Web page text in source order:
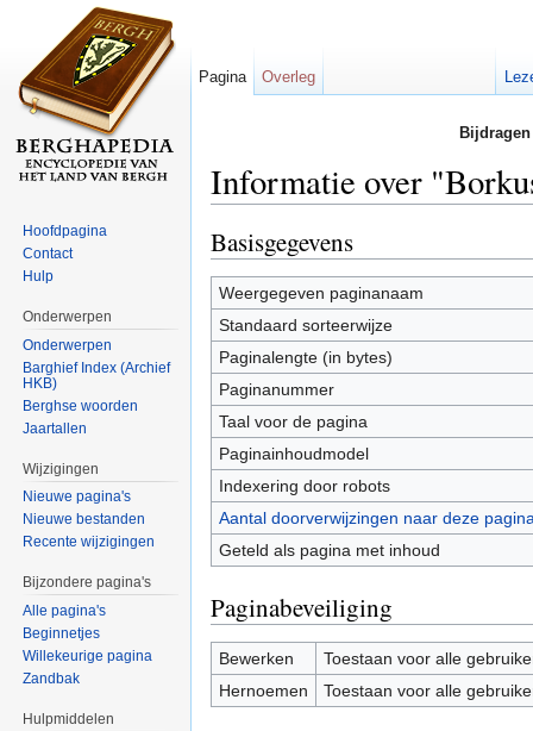
Informatie over
Basisgegevens
Weergegeven paginanaam
Standaard sorteerwijze
Paginalengte (in bytes)
Paginanummer
Taal voor de pagina
Paginainhoudmodel
Indexering door robots
Aantal doorverwijzingen naar deze
Geteld als pagina met inhoud
Paginabeveiliging
Bewerken
Toestaan voor alle
Hernoemen
Toestaan voor alle
Pagina Overleg
Hoofdpagina
Contact
Hulp
Onderwerpen
Onderwerpen
Barghief Index (Archief
HKB)
Berghse woorden
Jaartallen
Wijzigingen
Nieuwe pagina's
Nieuwe bestanden
Recente wijzigingen
Bijzondere pagina's
Alle pagina's
Beginnetjes
Willekeurige pagina
Zandbak
Hulpmiddelen